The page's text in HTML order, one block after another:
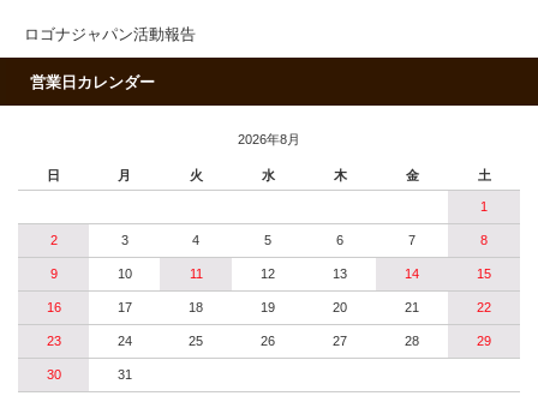
ロゴナジャパン活動報告
営業日カレンダー
2026年8月
日 月 火 水 木 金 土
1
2 3 4 5 6 7 8
9 10 11 12 13 14 15
16 17 18 19 20 21 22
23 24 25 26 27 28 29
30 31